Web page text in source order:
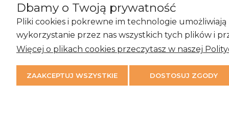
bok@timeandmore.pl
Wszystkie dane kontaktowe
Wyrażam zgodę na
nowościami i promocjami.
Czytaj więcej
Dbamy o Twoją prywatność
Pliki cookies i pokrewne im technologie
wykorzystanie przez nas wszystkich tych plików i
Więcej o plikach cookies przeczytasz w naszej
ZAAKCEPTUJ WSZYSTKIE DOSTOSUJ ZGODY